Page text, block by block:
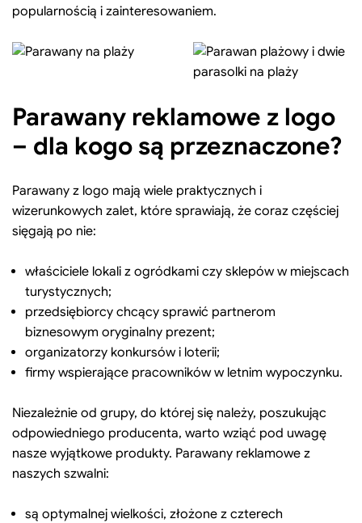
popularnością i zainteresowaniem.
Parawany reklamowe z logo
– dla kogo są przeznaczone?
Parawany z logo mają wiele praktycznych i
wizerunkowych zalet, które sprawiają, że coraz częściej
sięgają po nie:
właściciele lokali z ogródkami czy sklepów w miejscach
turystycznych;
przedsiębiorcy chcący sprawić partnerom
biznesowym oryginalny prezent;
organizatorzy konkursów i loterii;
firmy wspierające pracowników w letnim wypoczynku.
Niezależnie od grupy, do której się należy, poszukując
odpowiedniego producenta, warto wziąć pod uwagę
nasze wyjątkowe produkty. Parawany reklamowe z
naszych szwalni:
są optymalnej wielkości, złożone z czterech